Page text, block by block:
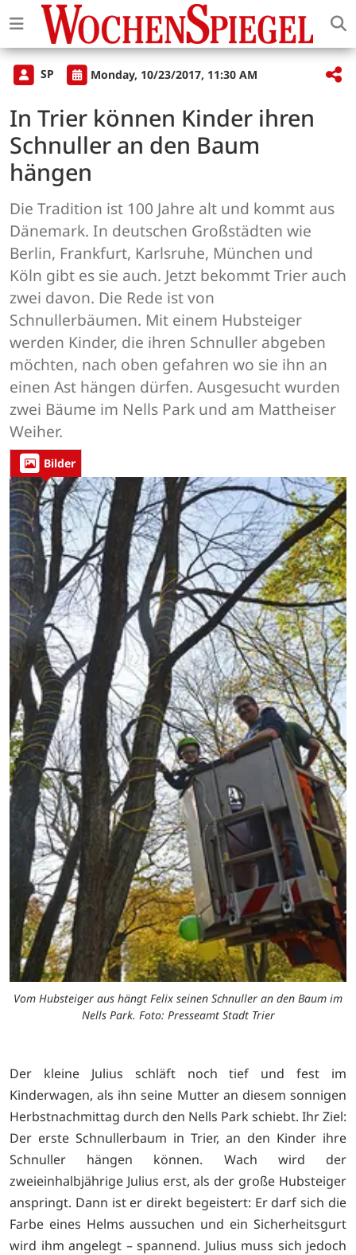
SP Monday, 10/23/2017, 11:30 AM
In Trier können Kinder ihren
Schnuller an den Baum
hängen
Die Tradition ist 100 Jahre alt und kommt aus
Dänemark. In deutschen Großstädten wie
Berlin, Frankfurt, Karlsruhe, München und
Köln gibt es sie auch. Jetzt bekommt Trier auch
zwei davon. Die Rede ist von
Schnullerbäumen. Mit einem Hubsteiger
werden Kinder, die ihren Schnuller abgeben
möchten, nach oben gefahren wo sie ihn an
einen Ast hängen dürfen. Ausgesucht wurden
zwei Bäume im Nells Park und am Mattheiser
Weiher.
Bilder
Vom Hubsteiger aus hängt Felix seinen Schnuller an den Baum im
Nells Park. Foto: Presseamt Stadt Trier
Der kleine Julius schläft noch tief und fest im
Kinderwagen, als ihn seine Mutter an diesem sonnigen
Herbstnachmittag durch den Nells Park schiebt. Ihr Ziel:
Der erste Schnullerbaum in Trier, an den Kinder ihre
Schnuller hängen können. Wach wird der
zweieinhalbjährige Julius erst, als der große Hubsteiger
anspringt. Dann ist er direkt begeistert: Er darf sich die
Farbe eines Helms aussuchen und ein Sicherheitsgurt
wird ihm angelegt – spannend. Julius muss sich jedoch